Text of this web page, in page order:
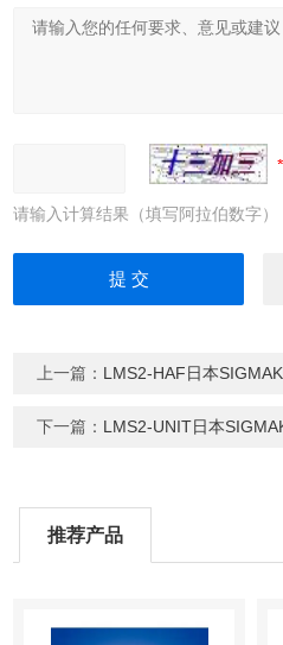
请输入计算结果（填写阿拉伯数字
上一篇： LMS2-HAF日本
下一篇： LMS2-UNIT日本
推荐产品